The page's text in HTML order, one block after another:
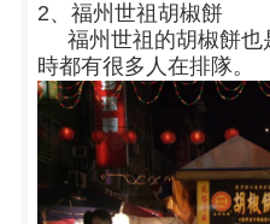
2、福州世祖胡椒餅
福州世祖的胡椒餅也
時都有很多人在排隊。